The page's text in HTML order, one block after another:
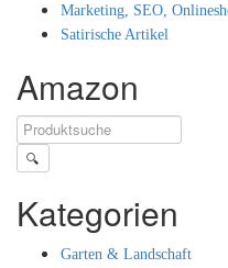
Marketing, SEO,
Satirische Artikel
Amazon
🔍
Kategorien
Garten & Landschaft